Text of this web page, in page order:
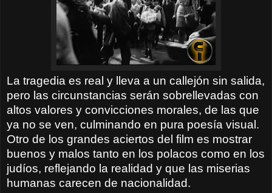
La tragedia es real y lleva a un callejón sin salida,
pero las circunstancias serán sobrellevadas con
altos valores y convicciones morales, de las que
ya no se ven, culminando en pura poesía visual.
Otro de los grandes aciertos del film es mostrar
buenos y malos tanto en los polacos como en los
judíos, reflejando la realidad y que las miserias
humanas carecen de nacionalidad.